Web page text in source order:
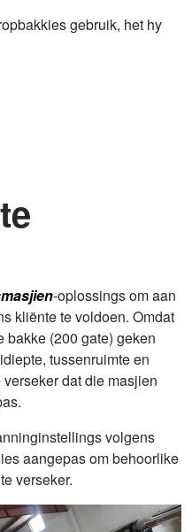
gebruik, het hy
-oplossings om aan
kliënte te voldoen. Omdat
bakke (200 gate) geken
tussenruimte en
dat die masjien
volgens
aangepas om behoorlike
verseker.